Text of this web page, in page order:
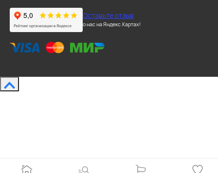
Оставьте отзыв
о нас на Яндекс.Картах!